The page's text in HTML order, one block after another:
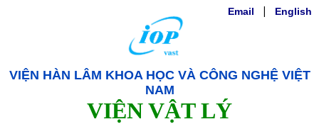
VIỆN HÀN LÂM KHOA HỌC VÀ CÔNG NGHỆ VIỆT
NAM
VIỆN VẬT LÝ
Email English